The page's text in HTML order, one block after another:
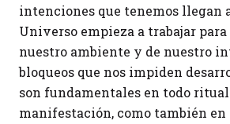
intenciones que tenemos llegan
Universo empieza a trabajar para
nuestro ambiente y de nuestro
bloqueos que nos impiden
son fundamentales en todo ritual
manifestación, como también en